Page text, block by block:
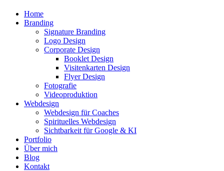
Menu
Home
Branding
Signature Branding
Logo Design
Corporate Design
Booklet Design
Visitenkarten Design
Flyer Design
Fotografie
Videoproduktion
Webdesign
Webdesign für Coaches
Spirituelles Webdesign
Sichtbarkeit für Google & KI
Portfolio
Über mich
Blog
Kontakt